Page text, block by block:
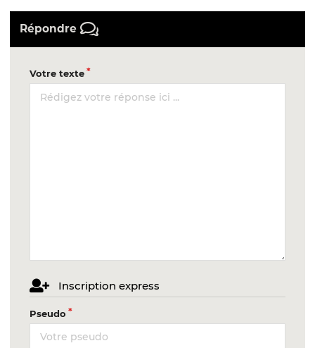
Répondre
Votre texte
Inscription express
Pseudo